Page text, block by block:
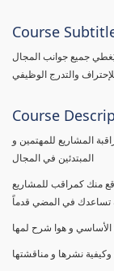
Course
جميع جوانب المجال
والتدرج الوظيفي
Course
المشاريع للمهتمين و
المبتدئين في المجال
منك كمراقب للمشاريع
في المضي قدماً
وكيفية نشرها و مناقشتها